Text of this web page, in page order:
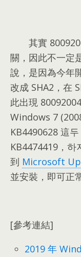
其實
關，因此不一定
說，是因為今年
改成 SHA2，在
此出現
Windows 7
KB4490628 這
KB4474419，하
到 Microsoft
並安裝，即可正
[參考連結]
2019 年